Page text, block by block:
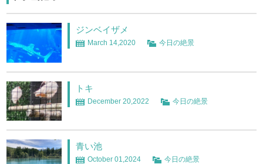
ジンベイザメ
March 14,2020 今日の絶景
トキ
December 20,2022 今日の絶景
青い池
October 01,2024 今日の絶景